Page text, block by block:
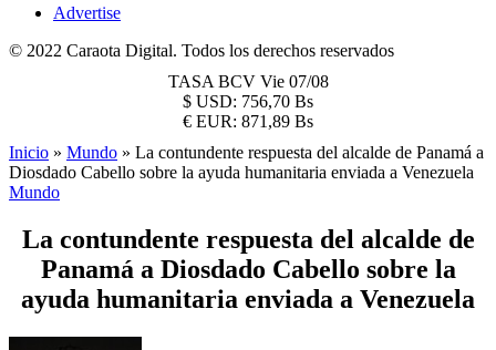
Advertise
© 2022 Caraota Digital. Todos los derechos reservados
TASA BCV Vie 07/08
$ USD: 756,70 Bs
€ EUR: 871,89 Bs
Inicio » Mundo » La contundente respuesta del alcalde de Panamá a
Diosdado Cabello sobre la ayuda humanitaria enviada a Venezuela
Mundo
La contundente respuesta del alcalde de
Panamá a Diosdado Cabello sobre la
ayuda humanitaria enviada a Venezuela